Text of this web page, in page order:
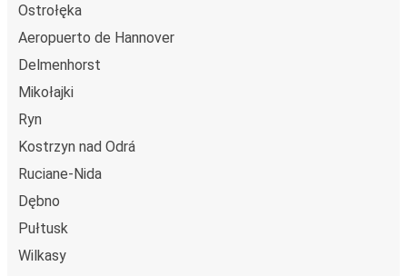
Ostrołęka
Aeropuerto de Hannover
Delmenhorst
Mikołajki
Ryn
Kostrzyn nad Odrá
Ruciane-Nida
Dębno
Pułtusk
Wilkasy